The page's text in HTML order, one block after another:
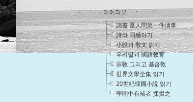
마이리뷰
讀書 是人間第一件淸事
詩와 同感하기
小說과 散文 읽기
우리말과 國語敎育
宗敎 그리고 基督敎
世界文學全集 읽기
20世紀韓國小說 읽기
學問中有補者 採掇之